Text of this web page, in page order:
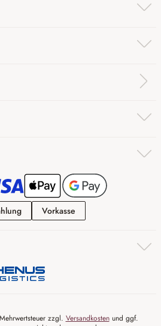
Ratenzahlung
Vorkasse
zzgl. Versandkostenund ggf.